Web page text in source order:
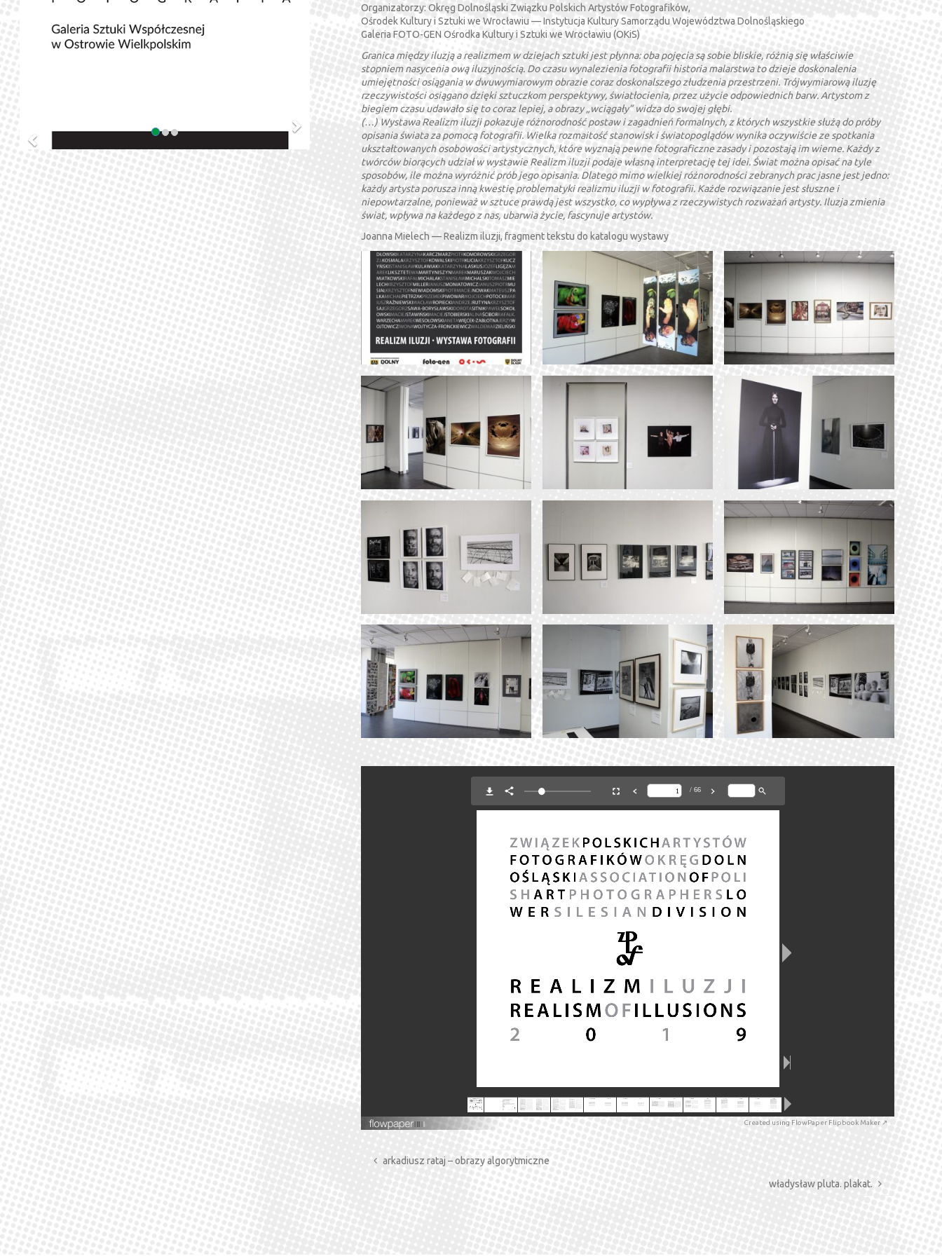
Organizatorzy: Okręg Dolnośląski Związku Polskich Artystów Fotografików,
Ośrodek Kultury i Sztuki we Wrocławiu — Instytucja Kultury Samorządu Województwa Dolnośląskiego
Galeria FOTO-GEN Ośrodka Kultury i Sztuki we Wrocławiu (OKiS)
Granica między iluzją a realizmem w dziejach sztuki jest płynna: oba pojęcia są sobie bliskie, różnią się właściwie
stopniem nasycenia ową iluzyjnością. Do czasu wynalezienia fotografii historia malarstwa to dzieje doskonalenia
umiejętności osiągania w dwuwymiarowym obrazie coraz doskonalszego złudzenia przestrzeni. Trójwymiarową iluzję
rzeczywistości osiągano dzięki sztuczkom perspektywy, światłocienia, przez użycie odpowiednich barw. Artystom z
biegiem czasu udawało się to coraz lepiej, a obrazy „wciągały” widza do swojej głębi.
(…) Wystawa Realizm iluzji pokazuje różnorodność postaw i zagadnień formalnych, z których wszystkie służą do próby
opisania świata za pomocą fotografii. Wielka rozmaitość stanowisk i światopoglądów wynika oczywiście ze spotkania
ukształtowanych osobowości artystycznych, które wyznają pewne fotograficzne zasady i pozostają im wierne. Każdy z
twórców biorących udział w wystawie Realizm iluzji podaje własną interpretację tej idei. Świat można opisać na tyle
sposobów, ile można wyróżnić prób jego opisania. Dlatego mimo wielkiej różnorodności zebranych prac jasne jest jedno:
każdy artysta porusza inną kwestię problematyki realizmu iluzji w fotografii. Każde rozwiązanie jest słuszne i
niepowtarzalne, ponieważ w sztuce prawdą jest wszystko, co wypływa z rzeczywistych rozważań artysty. Iluzja zmienia
świat, wpływa na każdego z nas, ubarwia życie, fascynuje artystów.
Joanna Mielech — Realizm iluzji, fragment tekstu do katalogu wystawy
Created using FlowPaper Flipbook Maker ↗
arkadiusz rataj – obrazy algorytmiczne
władysław pluta. plakat.